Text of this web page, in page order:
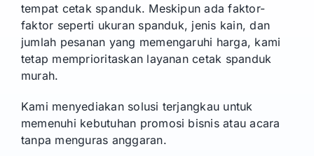
tempat cetak spanduk. Meskipun ada faktor-
faktor seperti ukuran spanduk, jenis kain, dan
jumlah pesanan yang memengaruhi harga, kami
tetap memprioritaskan layanan cetak spanduk
murah.
Kami menyediakan solusi terjangkau untuk
memenuhi kebutuhan promosi bisnis atau acara
tanpa menguras anggaran.